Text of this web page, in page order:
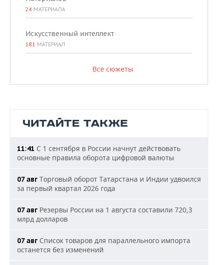
24 МАТЕРИАЛА
Искусственный интеллект
181 МАТЕРИАЛ
Все сюжеты
ЧИТАЙТЕ ТАКЖЕ
11:41 С 1 сентября в России начнут действовать
основные правила оборота цифровой валюты
07 авг Торговый оборот Татарстана и Индии удвоился
за первый квартал 2026 года
07 авг Резервы России на 1 августа составили 720,3
млрд долларов
07 авг Список товаров для параллельного импорта
останется без изменений